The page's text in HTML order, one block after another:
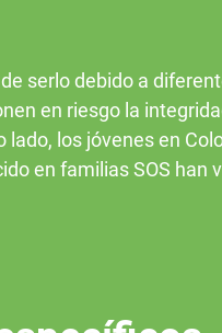
serlo debido a
en riesgo la
los jóvenes en
en familias SOS han